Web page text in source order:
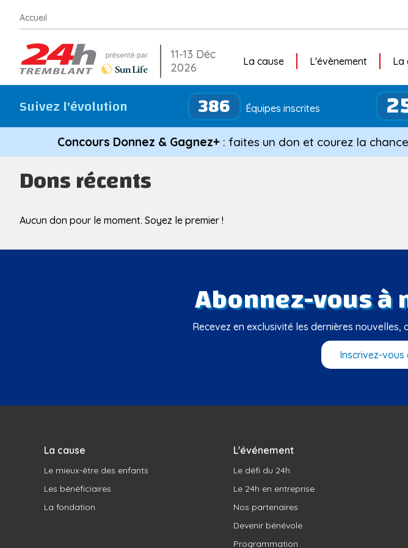
contenu
Accueil
11-13 Déc
2026
La cause L'évènement La
Suivez l'évolution 386 Équipes inscrites
Concours Donnez & Gagnez+: faites un don et courez la
Dons récents
Aucun don pour le moment. Soyez le premier !
Abonnez-vous
Recevez en exclusivité les dernières
Inscrivez-vous
La cause
Le mieux-être des enfants
Les bénéficiaires
La fondation
L'événement
Le défi du 24h
Le 24h en entreprise
Nos partenaires
Devenir bénévole
Programmation